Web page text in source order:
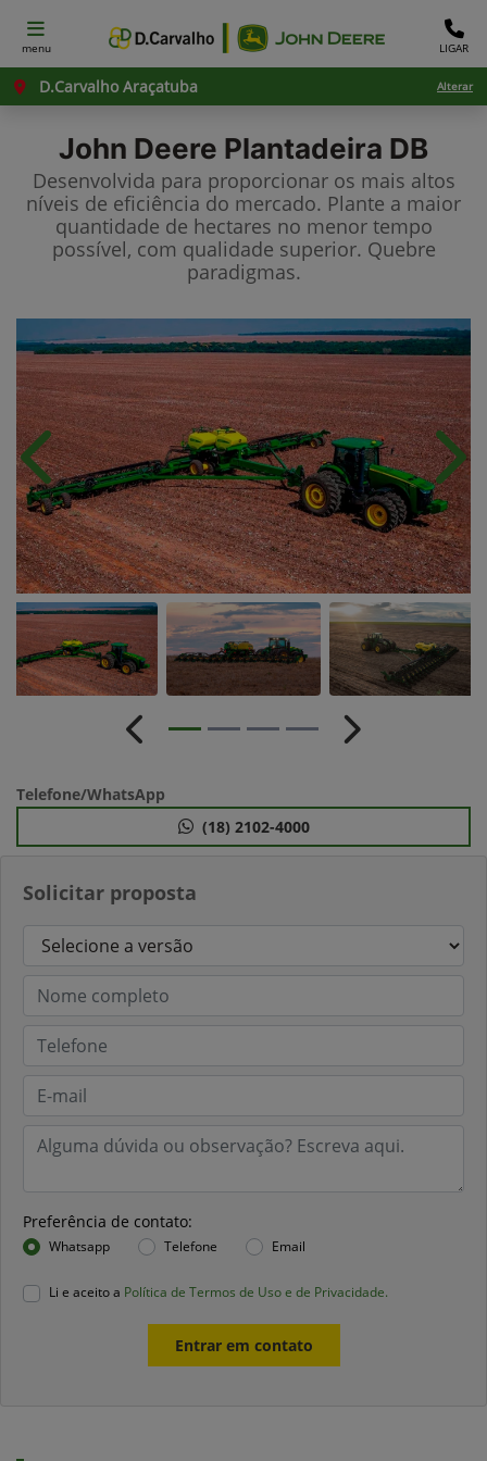
menu LIGAR
D.Carvalho Araçatuba Alterar
John Deere Plantadeira DB
Desenvolvida para proporcionar os mais altos
níveis de eficiência do mercado. Plante a maior
quantidade de hectares no menor tempo
possível, com qualidade superior. Quebre
paradigmas.
Solicitar proposta
Preferência de contato:
Whatsapp Telefone Email
Li e aceito a Política de Termos de Uso e de Privacidade.
Entrar em contato
Anterior
Anterior Próximo
Telefone/WhatsApp
(18) 2102-4000